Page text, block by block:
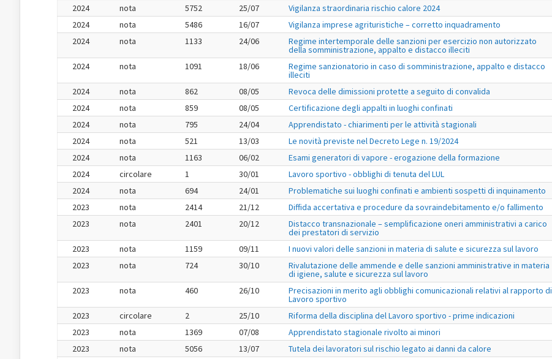
2024
nota 5752 25/07
Vigilanza straordinaria rischio calore 2024
2024
nota 5486 16/07
Vigilanza imprese agrituristiche – corretto inquadramento
2024
nota 1133 24/06 Regime intertemporale delle sanzioni per esercizio non autorizzato
della somministrazione, appalto e distacco illeciti
2024
nota 1091 18/06 Regime sanzionatorio in caso di somministrazione, appalto e distacco
illeciti
2024
nota 862 08/05
Revoca delle dimissioni protette a seguito di convalida
2024
nota 859 08/05
Certificazione degli appalti in luoghi confinati
2024
nota 795 24/04
Apprendistato - chiarimenti per le attività stagionali
2024
nota 521 13/03
Le novità previste nel Decreto Lege n. 19/2024
2024
nota 1163 06/02
Esami generatori di vapore - erogazione della formazione
2024
circolare 1 30/01
Lavoro sportivo - obblighi di tenuta del LUL
2024
nota 694 24/01
Problematiche sui luoghi confinati e ambienti sospetti di inquinamento
2023
nota 2414 21/12
Diffida accertativa e procedure da sovraindebitamento e/o fallimento
2023
nota 2401 20/12 Distacco transnazionale – semplificazione oneri amministrativi a carico
dei prestatori di servizio
2023
nota 1159 09/11
I nuovi valori delle sanzioni in materia di salute e sicurezza sul lavoro
2023
nota 724 30/10 Rivalutazione delle ammende e delle sanzioni amministrative in materia
di igiene, salute e sicurezza sul lavoro
2023
nota 460 26/10 Precisazioni in merito agli obblighi comunicazionali relativi al rapporto di
Lavoro sportivo
2023
circolare 2 25/10
Riforma della disciplina del Lavoro sportivo - prime indicazioni
2023
nota 1369 07/08
Apprendistato stagionale rivolto ai minori
2023
nota 5056 13/07
Tutela dei lavoratori sul rischio legato ai danni da calore